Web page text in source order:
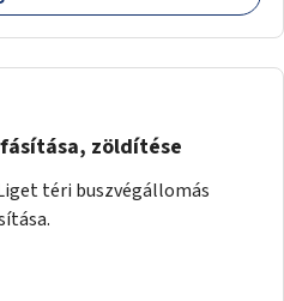
zöldítése
téri buszvégállomás